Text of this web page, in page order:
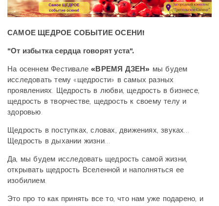
САМОЕ ЩЕДРОЕ СОБЫТИЕ ОСЕНИ!
"От избытка сердца говорят уста".
На осеннем Фестивале«ВРЕМЯ ДЗЕН» мы будем
исследовать тему «щедрости» в самых разных
проявлениях. Щедрость в любви, щедрость в бизнесе,
щедрость в творчестве, щедрость к своему телу и
здоровью.
Щедрость в поступках, словах, движениях, звуках…
Щедрость в дыхании жизни…
Да, мы будем исследовать щедрость самой жизни,
открывать щедрость Вселенной и наполняться ее
изобилием.
Это про то как принять все то, что нам уже подарено, и